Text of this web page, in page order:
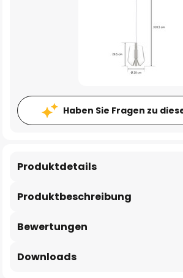
Haben Sie Fragen zu
Produktbeschreibung
Produktdetails
Bewertungen
Downloads